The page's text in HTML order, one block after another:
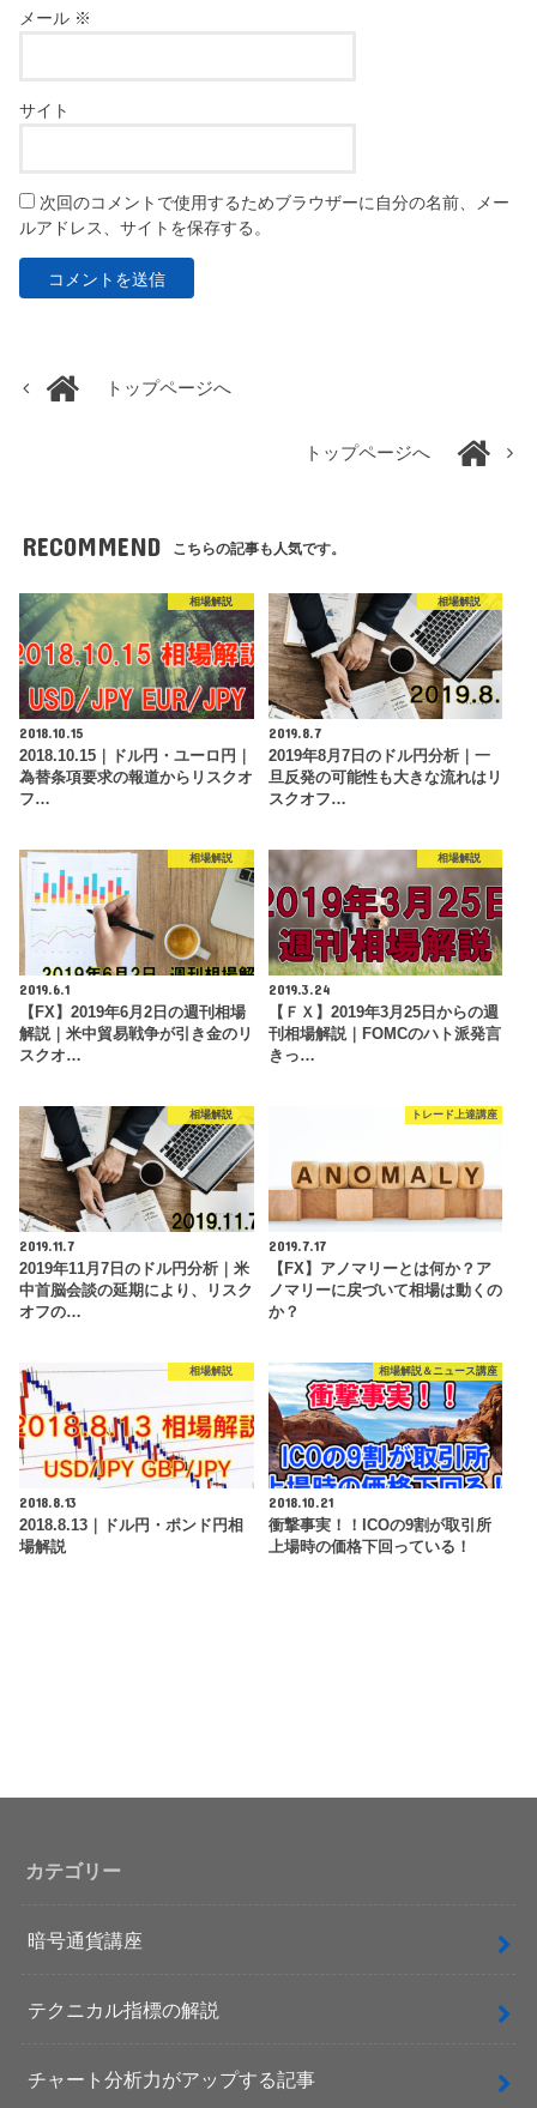
メール ※
サイト
次回のコメントで使用するためブラウザーに自分の名前、メー
ルアドレス、サイトを保存する。
トップページへ
トップページへ
RECOMMEND こちらの記事も人気です。
相場解説
2018.10.15
2018.10.15｜ドル円・ユーロ円｜
為替条項要求の報道からリスクオ
フ…
相場解説
2019.8.7
2019年8月7日のドル円分析｜一
旦反発の可能性も大きな流れはリ
スクオフ…
相場解説
2019.6.1
【FX】2019年6月2日の週刊相場
解説｜米中貿易戦争が引き金のリ
スクオ…
相場解説
2019.3.24
【ＦＸ】2019年3月25日からの週
刊相場解説｜FOMCのハト派発言
きっ…
相場解説
2019.11.7
2019年11月7日のドル円分析｜米
中首脳会談の延期により、リスク
オフの…
トレード上達講座
2019.7.17
【FX】アノマリーとは何か？ア
ノマリーに戻づいて相場は動くの
か？
相場解説
2018.8.13
2018.8.13｜ドル円・ポンド円相
場解説
相場解説＆ニュース講座
2018.10.21
衝撃事実！！ICOの9割が取引所
上場時の価格下回っている！
カテゴリー
暗号通貨講座
テクニカル指標の解説
チャート分析力がアップする記事